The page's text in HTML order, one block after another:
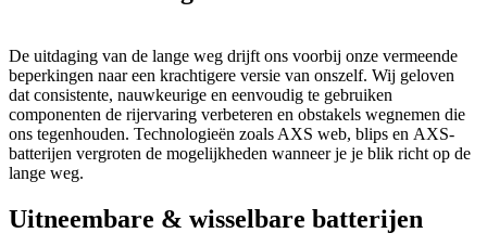
De uitdaging van de lange weg drijft ons voorbij onze vermeende
beperkingen naar een krachtigere versie van onszelf. Wij geloven
dat consistente, nauwkeurige en eenvoudig te gebruiken
componenten de rijervaring verbeteren en obstakels wegnemen die
ons tegenhouden. Technologieën zoals AXS web, blips en AXS-
batterijen vergroten de mogelijkheden wanneer je je blik richt op de
lange weg.
Uitneembare & wisselbare batterijen